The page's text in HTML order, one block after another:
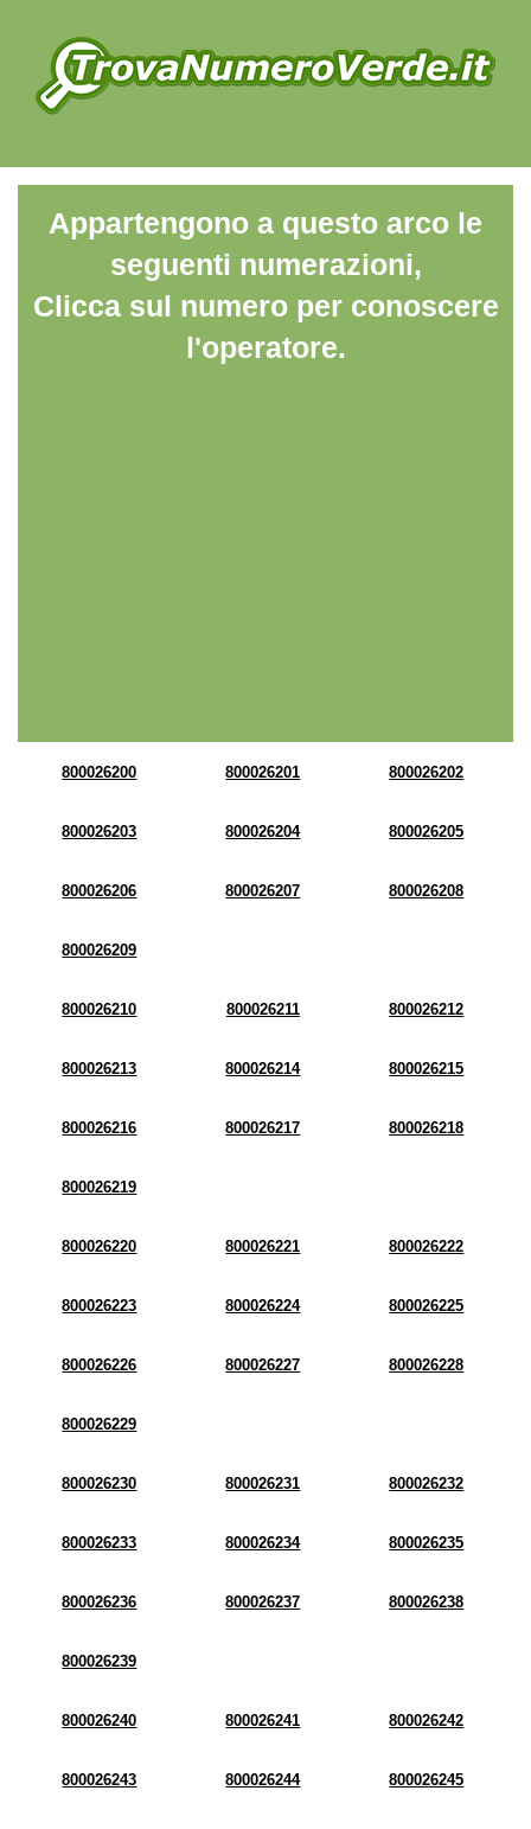
Appartengono a questo arco le
seguenti numerazioni,
Clicca sul numero per conoscere
l'operatore.
800026200 800026201 800026202
800026203 800026204 800026205
800026206 800026207 800026208
800026209
800026210 800026211 800026212
800026213 800026214 800026215
800026216 800026217 800026218
800026219
800026220 800026221 800026222
800026223 800026224 800026225
800026226 800026227 800026228
800026229
800026230 800026231 800026232
800026233 800026234 800026235
800026236 800026237 800026238
800026239
800026240 800026241 800026242
800026243 800026244 800026245